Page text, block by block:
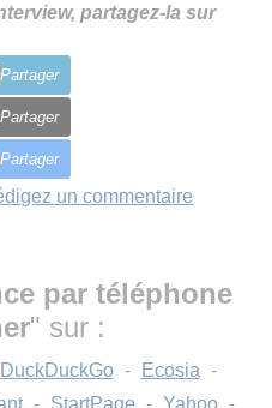
partagez-la sur
Partager
Partager
Partager
un commentaire
par téléphone
" sur :
DuckDuckGo - Ecosia -
- StartPage - Yahoo -